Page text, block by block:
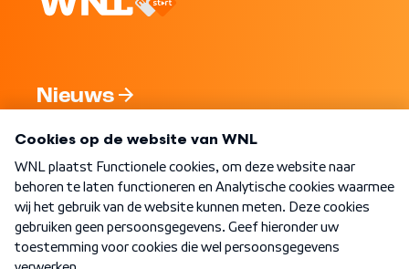
Nieuws
Nieuwsbrief
Word Lid